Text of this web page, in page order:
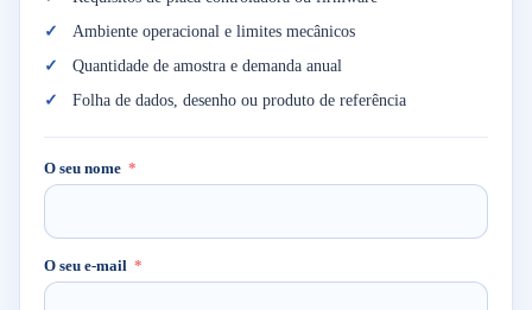
Ambiente operacional e limites mecânicos
Quantidade de amostra e demanda anual
Folha de dados, desenho ou produto de referência
O seu nome
O seu e-mail